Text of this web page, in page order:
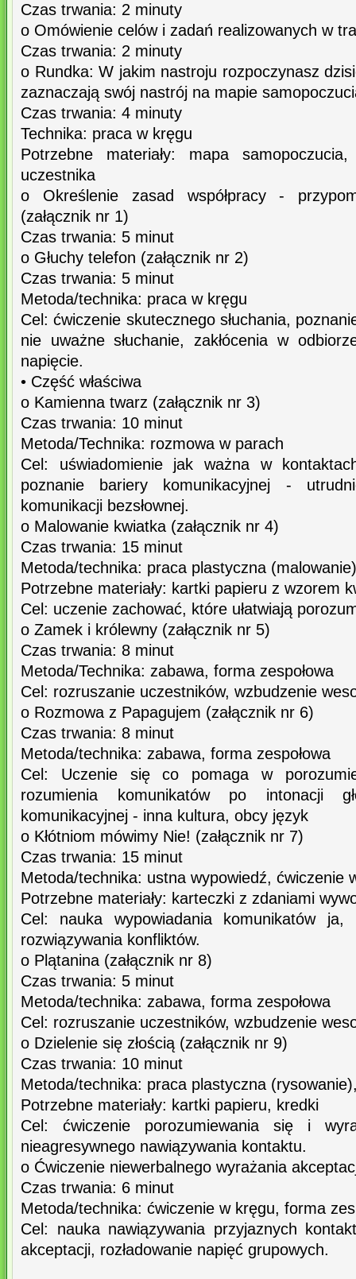
Czas trwania: 2 minuty
o Omówienie celów i zadań realizowanych w
Czas trwania: 2 minuty
o Rundka: W jakim nastroju rozpoczynasz
zaznaczają swój nastrój na mapie
Czas trwania: 4 minuty
Technika: praca w kręgu
Potrzebne materiały: mapa
uczestnika
o Określenie zasad współpracy -
(załącznik nr 1)
Czas trwania: 5 minut
o Głuchy telefon (załącznik nr 2)
Czas trwania: 5 minut
Metoda/technika: praca w kręgu
Cel: ćwiczenie skutecznego słuchania,
nie uważne słuchanie, zakłócenia w
napięcie.
• Część właściwa
o Kamienna twarz (załącznik nr 3)
Czas trwania: 10 minut
Metoda/Technika: rozmowa w parach
Cel: uświadomienie jak ważna w
poznanie bariery komunikacyjnej -
komunikacji bezsłownej.
o Malowanie kwiatka (załącznik nr 4)
Czas trwania: 15 minut
Metoda/technika: praca plastyczna
Potrzebne materiały: kartki papieru z wzorem
Cel: uczenie zachować, które ułatwiają
o Zamek i królewny (załącznik nr 5)
Czas trwania: 8 minut
Metoda/Technika: zabawa, forma zespołowa
Cel: rozruszanie uczestników, wzbudzenie
o Rozmowa z Papagujem (załącznik nr 6)
Czas trwania: 8 minut
Metoda/technika: zabawa, forma zespołowa
Cel: Uczenie się co pomaga w
rozumienia komunikatów po intonacji
komunikacyjnej - inna kultura, obcy język
o Kłótniom mówimy Nie! (załącznik nr 7)
Czas trwania: 15 minut
Metoda/technika: ustna wypowiedź, ćwiczenie
Potrzebne materiały: karteczki z zdaniami
Cel: nauka wypowiadania komunikatów ja,
rozwiązywania konfliktów.
o Plątanina (załącznik nr 8)
Czas trwania: 5 minut
Metoda/technika: zabawa, forma zespołowa
Cel: rozruszanie uczestników, wzbudzenie
o Dzielenie się złością (załącznik nr 9)
Czas trwania: 10 minut
Metoda/technika: praca plastyczna
Potrzebne materiały: kartki papieru, kredki
Cel: ćwiczenie porozumiewania się i
nieagresywnego nawiązywania kontaktu.
o Ćwiczenie niewerbalnego wyrażania
Czas trwania: 6 minut
Metoda/technika: ćwiczenie w kręgu, forma
Cel: nauka nawiązywania przyjaznych
akceptacji, rozładowanie napięć grupowych.